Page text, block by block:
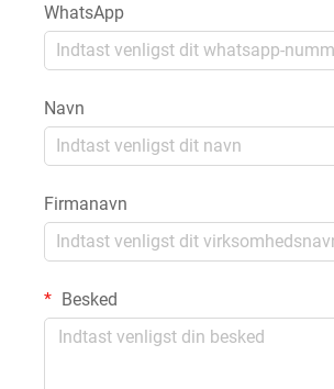
WhatsApp
Navn
Firmanavn
Besked